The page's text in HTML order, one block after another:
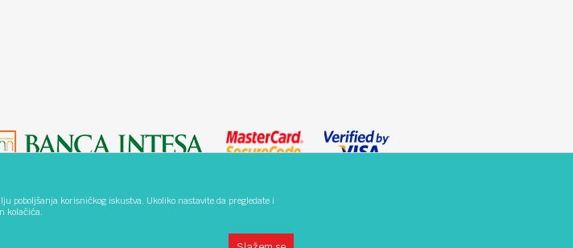
robe možete proveriti pozivom na broj telefona 025/424-012
poboljšanja korisničkog iskustva. Ukoliko nastavite da pregledate i
kolačića.